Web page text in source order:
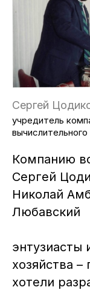
Сергей
учредитель
Компанию
Сергей
Николай
Любавский
энтузиасты
хозяйства
хотели